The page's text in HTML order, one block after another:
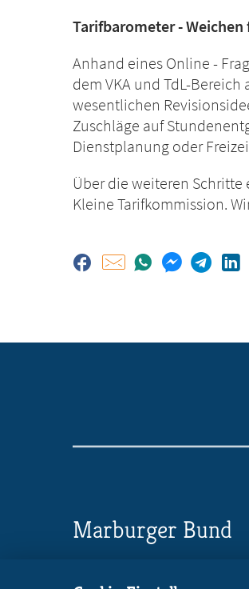
Tarifbarometer -
Anhand eines Online -
dem VKA und TdL-
wesentlichen
Zuschläge auf
Dienstplanung oder
Über die weiteren
Kleine Tarifkommission.
Marburger Bund